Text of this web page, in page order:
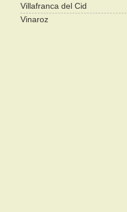
Villafranca del Cid
Vinaroz